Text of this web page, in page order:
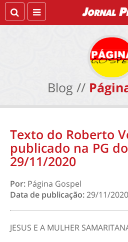
Blog //
Texto do Roberto
publicado na PG
29/11/2020
Por: Página Gospel
Data de publicação:29/11/
JESUS E A MULHER